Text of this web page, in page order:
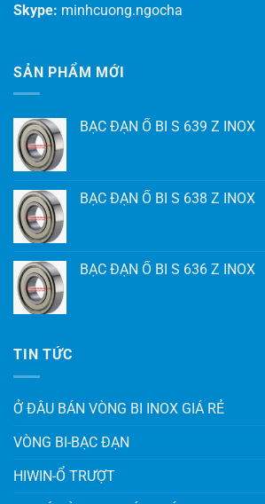
Skype: minhcuong.ngocha
SẢN PHẨM MỚI
BẠC ĐẠN Ổ BI S 639 Z INOX
BẠC ĐẠN Ổ BI S 638 Z INOX
BẠC ĐẠN Ổ BI S 636 Z INOX
TIN TỨC
Ở ĐÂU BÁN VÒNG BI INOX GIÁ RẺ
VÒNG BI-BẠC ĐẠN
HIWIN-Ổ TRƯỢT